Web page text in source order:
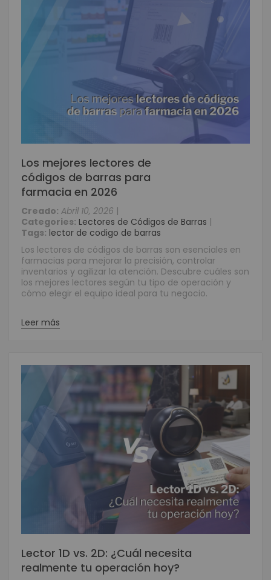
Los mejores lectores de
códigos de barras para
farmacia en 2026
Creado: Abril 10, 2026 |
Categories: Lectores de Códigos de Barras |
Tags: lector de codigo de barras
Los lectores de códigos de barras son esenciales en
farmacias para mejorar la precisión, controlar
inventarios y agilizar la atención. Descubre cuáles son
los mejores lectores según tu tipo de operación y
cómo elegir el equipo ideal para tu negocio.
Leer más
Lector 1D vs. 2D: ¿Cuál necesita
realmente tu operación hoy?